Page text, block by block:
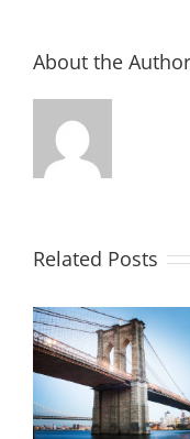
About the
Related Posts
Future
modern